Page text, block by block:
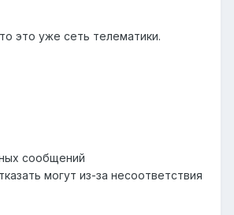
это уже сеть телематики.
сообщений
могут из-за несоответствия